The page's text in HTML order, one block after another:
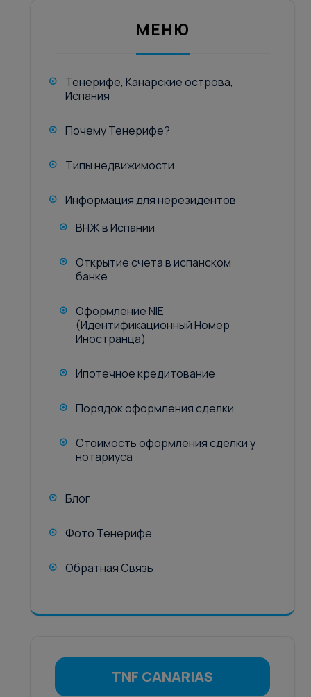
МЕНЮ
Тенерифе, Канарские острова,
Испания
Почему Тенерифе?
Типы недвижимости
Информация для нерезидентов
ВНЖ в Испании
Открытие счета в испанском
банке
Оформление NIE
(Идентификационный Номер
Иностранца)
Ипотечное кредитование
Порядок оформления сделки
Стоимость оформления сделки у
нотариуса
Блог
Фото Тенерифе
Обратная Связь
TNF CANARIAS